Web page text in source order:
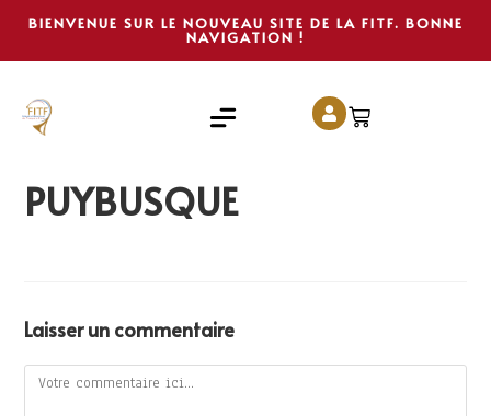
BIENVENUE SUR LE NOUVEAU SITE DE LA FITF. BONNE
NAVIGATION !
PUYBUSQUE
Laisser un commentaire